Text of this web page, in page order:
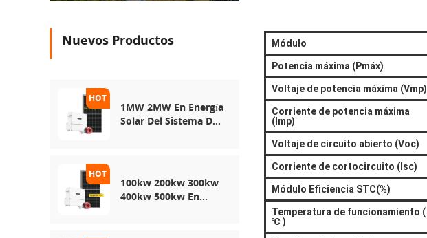
Módulo
Potencia máxima (Pmáx)
Voltaje de potencia máxima (Vmp)
Corriente de potencia máxima
(Imp)
Voltaje de circuito abierto (Voc)
Corriente de cortocircuito (Isc)
Módulo Eficiencia STC(%)
Temperatura de funcionamiento (
℃ )
Nuevos Productos
1MW 2MW En Energía
Solar Del Sistema De
100kw 200kw 300kw
400kw 500kw En